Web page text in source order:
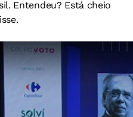
Entendeu? Está cheio